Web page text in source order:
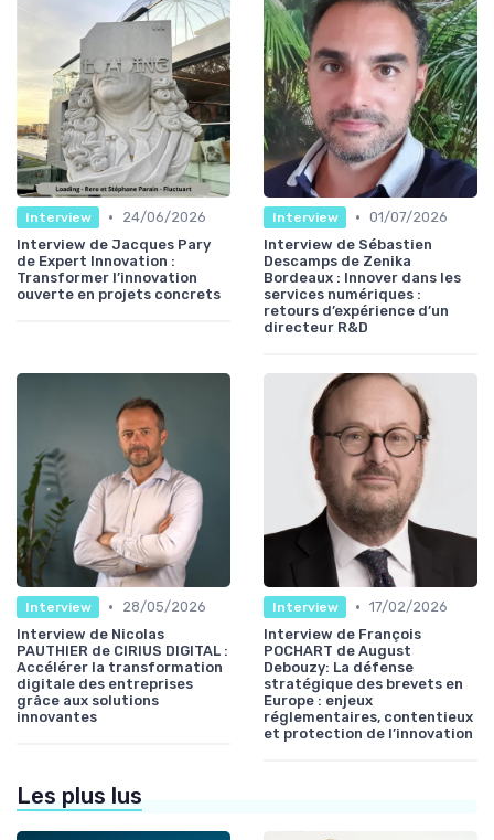
Interview •
24/06/2026
Interview de Jacques Pary
de Expert Innovation :
Transformer l’innovation
ouverte en projets concrets
Interview • 01/07/2026
Interview de Sébastien
Descamps de Zenika
Bordeaux : Innover dans les
services numériques :
retours d’expérience d’un
directeur R&D
Interview •
28/05/2026
Interview de Nicolas
PAUTHIER de CIRIUS DIGITAL :
Accélérer la transformation
digitale des entreprises
grâce aux solutions
innovantes
Interview • 17/02/2026
Interview de François
POCHART de August
Debouzy: La défense
stratégique des brevets en
Europe : enjeux
réglementaires, contentieux
et protection de l’innovation
Les plus lus